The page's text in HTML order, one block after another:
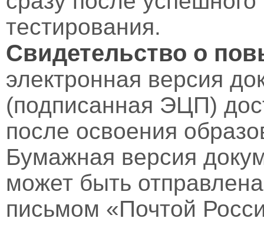
тестирования.
Свидетельство о
электронная версия
(подписанная ЭЦП)
после освоения
Бумажная версия
может быть
письмом «Почтой